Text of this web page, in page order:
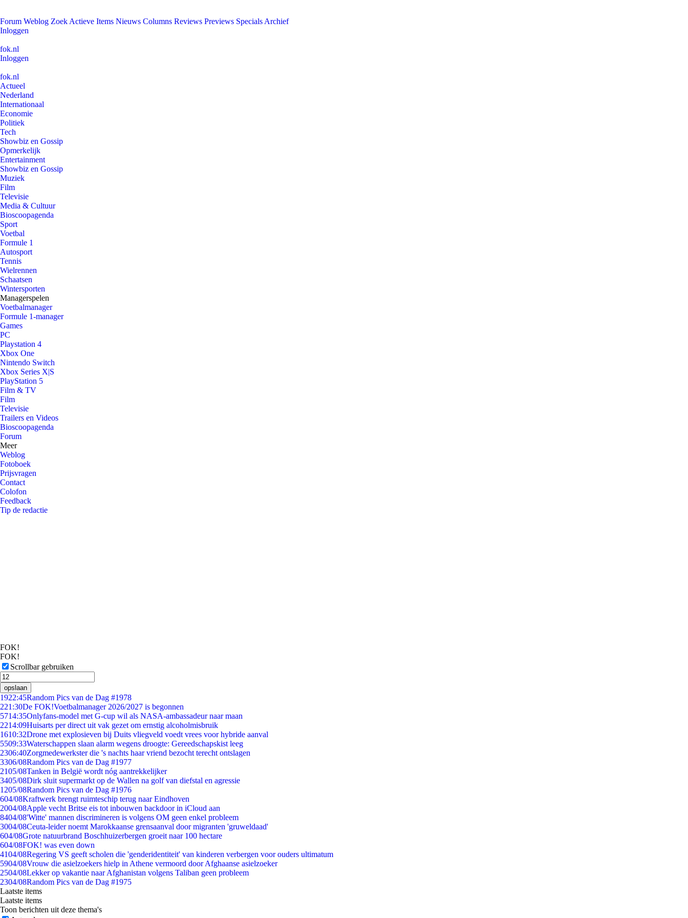
Forum Weblog Zoek Actieve Items Nieuws Columns Reviews Previews Specials Archief
Inloggen
fok.nl
Inloggen
fok.nl
Actueel
Nederland
Internationaal
Economie
Politiek
Tech
Showbiz en Gossip
Opmerkelijk
Entertainment
Showbiz en Gossip
Muziek
Film
Televisie
Media & Cultuur
Bioscoopagenda
Sport
Voetbal
Formule 1
Autosport
Tennis
Wielrennen
Schaatsen
Wintersporten
Managerspelen
Voetbalmanager
Formule 1-manager
Games
PC
Playstation 4
Xbox One
Nintendo Switch
Xbox Series X|S
PlayStation 5
Film & TV
Film
Televisie
Trailers en Videos
Bioscoopagenda
Forum
Meer
Weblog
Fotoboek
Prijsvragen
Contact
Colofon
Feedback
Tip de redactie
FOK!
FOK!
Scrollbar gebruiken
opslaan
1922:45Random Pics van de Dag #1978
221:30De FOK!Voetbalmanager 2026/2027 is begonnen
5714:35Onlyfans-model met G-cup wil als NASA-ambassadeur naar maan
2214:09Huisarts per direct uit vak gezet om ernstig alcoholmisbruik
1610:32Drone met explosieven bij Duits vliegveld voedt vrees voor hybride aanval
5509:33Waterschappen slaan alarm wegens droogte: Gereedschapskist leeg
2306:40Zorgmedewerkster die 's nachts haar vriend bezocht terecht ontslagen
3306/08Random Pics van de Dag #1977
2105/08Tanken in België wordt nóg aantrekkelijker
3405/08Dirk sluit supermarkt op de Wallen na golf van diefstal en agressie
1205/08Random Pics van de Dag #1976
604/08Kraftwerk brengt ruimteschip terug naar Eindhoven
2004/08Apple vecht Britse eis tot inbouwen backdoor in iCloud aan
8404/08'Witte' mannen discrimineren is volgens OM geen enkel probleem
3004/08Ceuta-leider noemt Marokkaanse grensaanval door migranten 'gruweldaad'
604/08Grote natuurbrand Boschhuizerbergen groeit naar 100 hectare
604/08FOK! was even down
4104/08Regering VS geeft scholen die 'genderidentiteit' van kinderen verbergen voor ouders ultimatum
5904/08Vrouw die asielzoekers hielp in Athene vermoord door Afghaanse asielzoeker
2504/08Lekker op vakantie naar Afghanistan volgens Taliban geen probleem
2304/08Random Pics van de Dag #1975
Laatste items
Laatste items
Toon berichten uit deze thema's